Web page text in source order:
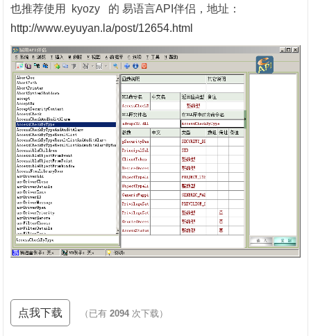
也推荐使用 kyozy 的易语言API伴侣 ，地址：
http://www.eyuyan.la/post/12654.html
点我下载 （已有2094 次下载）